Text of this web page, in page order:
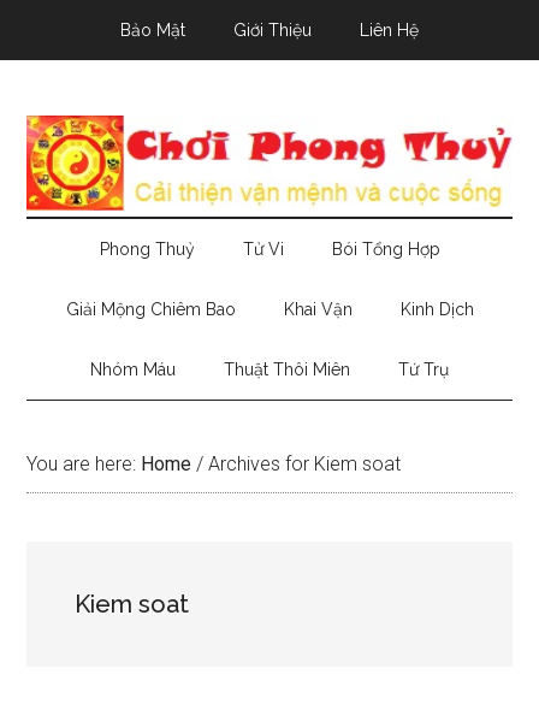
Bảo Mật Giới Thiệu Liên Hệ
Phong Thuỷ Tử Vi Bói Tổng Hợp
Giải Mộng Chiêm Bao Khai Vận Kinh Dịch
Nhóm Máu Thuật Thôi Miên Tứ Trụ
You are here: Home / Archives for Kiem soat
Kiem soat